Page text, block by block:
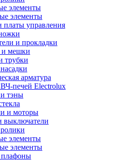
элементы
элементы
управления
и прокладки
мешки
трубки
арматура
печей Electrolux
тэны
и моторы
выключатели
элементы
элементы